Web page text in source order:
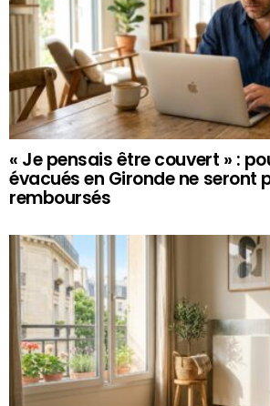
« Je pensais être couvert » :
évacués en Gironde ne seront
remboursés